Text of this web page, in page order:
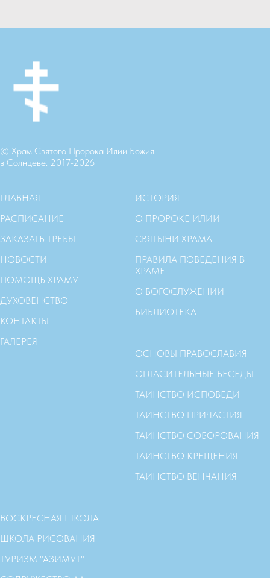
© Храм Святого Пророка Илии Божия
в Солнцеве. 2017-2026
ГЛАВНАЯ
РАСПИСАНИЕ
ЗАКАЗАТЬ ТРЕБЫ
НОВОСТИ
ПОМОЩЬ ХРАМУ
ДУХОВЕНСТВО
КОНТАКТЫ
ГАЛЕРЕЯ
ИСТОРИЯ
О ПРОРОКЕ ИЛИИ
СВЯТЫНИ ХРАМА
ПРАВИЛА ПОВЕДЕНИЯ В
ХРАМЕ
О БОГОСЛУЖЕНИИ
БИБЛИОТЕКА
ОСНОВЫ ПРАВОСЛАВИЯ
ОГЛАСИТЕЛЬНЫЕ БЕСЕДЫ
ТАИНСТВО ИСПОВЕДИ
ТАИНСТВО ПРИЧАСТИЯ
ТАИНСТВО СОБОРОВАНИЯ
ТАИНСТВО КРЕЩЕНИЯ
ТАИНСТВО ВЕНЧАНИЯ
ВОСКРЕСНАЯ ШКОЛА
ШКОЛА РИСОВАНИЯ
ТУРИЗМ "АЗИМУТ"